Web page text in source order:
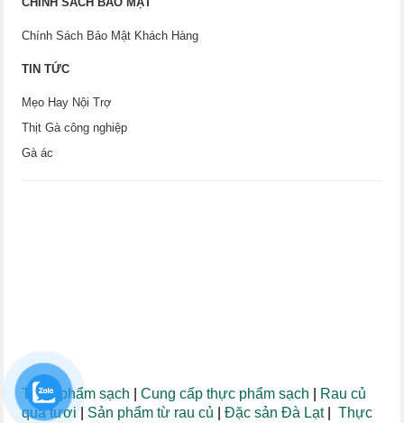
Chính Sách Bảo Mật Khách Hàng
TIN TỨC
Mẹo Hay Nội Trợ
Thịt Gà công nghiệp
Gà ác
Thực phẩm sạch |Cung cấp thực phẩm sạch
Rau củ
quả tươi
Sản phẩm từ rau củ |Đặc sản Đà Lạt|Thực